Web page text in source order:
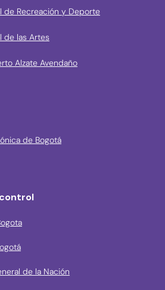
de Recreación y Deporte
de las Artes
Alzate Avendaño
de Bogotá
de la Nación